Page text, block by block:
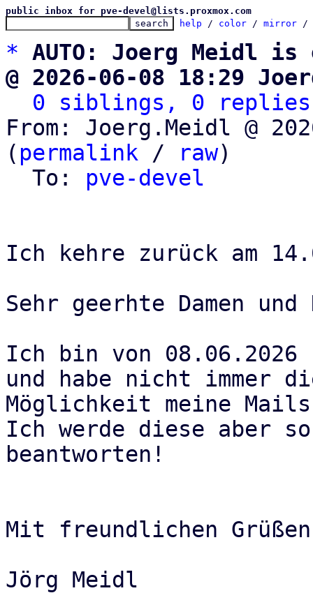
public inbox for pve-devel@lists.proxmox.com
help / color / mirror /
*
AUTO: Joerg Meidl
@ 2026-06-08 18:29
0 siblings, 0 replies;
From: Joerg.Meidl @
( permalink / raw)
  To:
pve-devel
Ich kehre zurück am
Sehr geerhte Damen
Ich bin von
und habe nicht immer
Möglichkeit meine
Ich werde diese aber
beantworten!
Mit freundlichen Grüßen
Jörg Meidl